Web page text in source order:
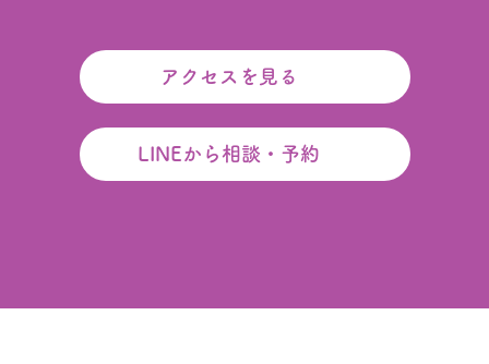
アクセスを見る
LINEから相談・予約